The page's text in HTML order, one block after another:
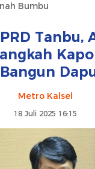
Bumbu
Tanbu,
Metro Kalsel
18 Juli 2025 16:15